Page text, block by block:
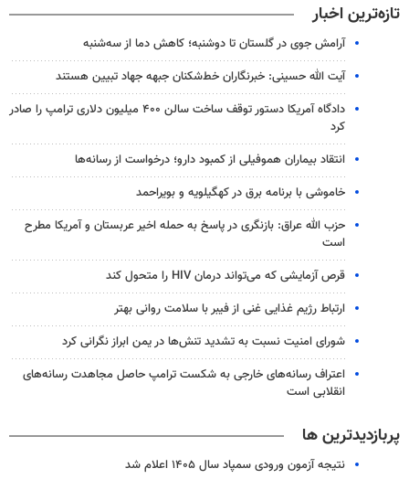
تازه‌ترین اخبار
آرامش جوی در گلستان تا دوشنبه؛ کاهش دما از سه‌شنبه
آیت الله حسینی: خبرنگاران خط‌شکنان جبهه جهاد تبیین هستند
دادگاه آمریکا دستور توقف ساخت سالن ۴۰۰ میلیون دلاری ترامپ را صادر
کرد
انتقاد بیماران هموفیلی از کمبود دارو؛ درخواست از رسانه‌ها
خاموشی با برنامه برق در کهگیلویه و بویراحمد
حزب الله عراق: بازنگری در پاسخ به حمله اخیر عربستان و آمریکا مطرح
است
قرص آزمایشی که می‌تواند درمان HIV را متحول کند
ارتباط رژیم غذایی غنی از فیبر با سلامت روانی بهتر
شورای امنیت نسبت به تشدید تنش‌ها در یمن ابراز نگرانی کرد
اعتراف رسانه‌های خارجی به شکست ترامپ حاصل مجاهدت رسانه‌های
انقلابی است
پربازدیدترین ها
نتیجه آزمون ورودی سمپاد سال ۱۴۰۵ اعلام شد